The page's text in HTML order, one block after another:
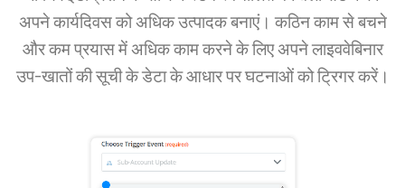
अपने कार्यदिवस को अधिक उत्पादक बनाएं। कठिन काम से बचने
और कम प्रयास में अधिक काम करने के लिए अपने लाइववेबिनार
उप-खातों की सूची के डेटा के आधार पर घटनाओं को ट्रिगर करें।